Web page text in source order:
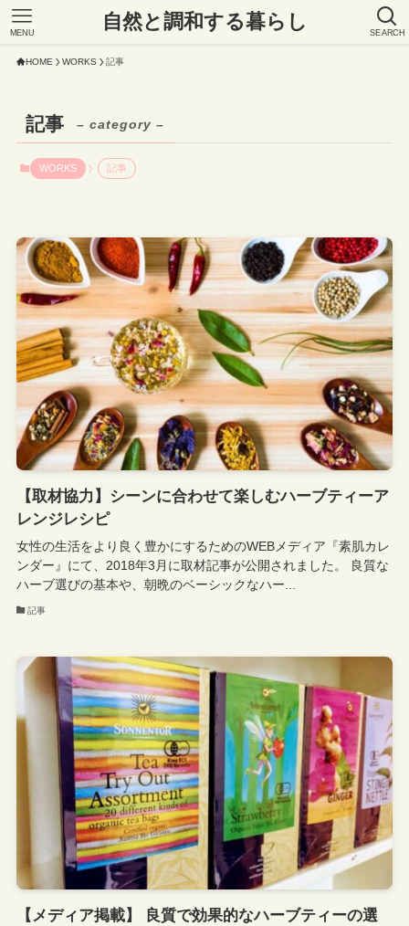
自然と調和する暮らし SEARCH
MENU
HOME WORKS 記事
記事 – category –
WORKS 記事
【取材協力】シーンに合わせて楽しむハーブティーア
レンジレシピ
女性の生活をより良く豊かにするためのWEBメディア『素肌カレ
ンダー』にて、2018年3月に取材記事が公開されました。 良質な
ハーブ選びの基本や、朝晩のベーシックなハー...
記事
【メディア掲載】 良質で効果的なハーブティーの選